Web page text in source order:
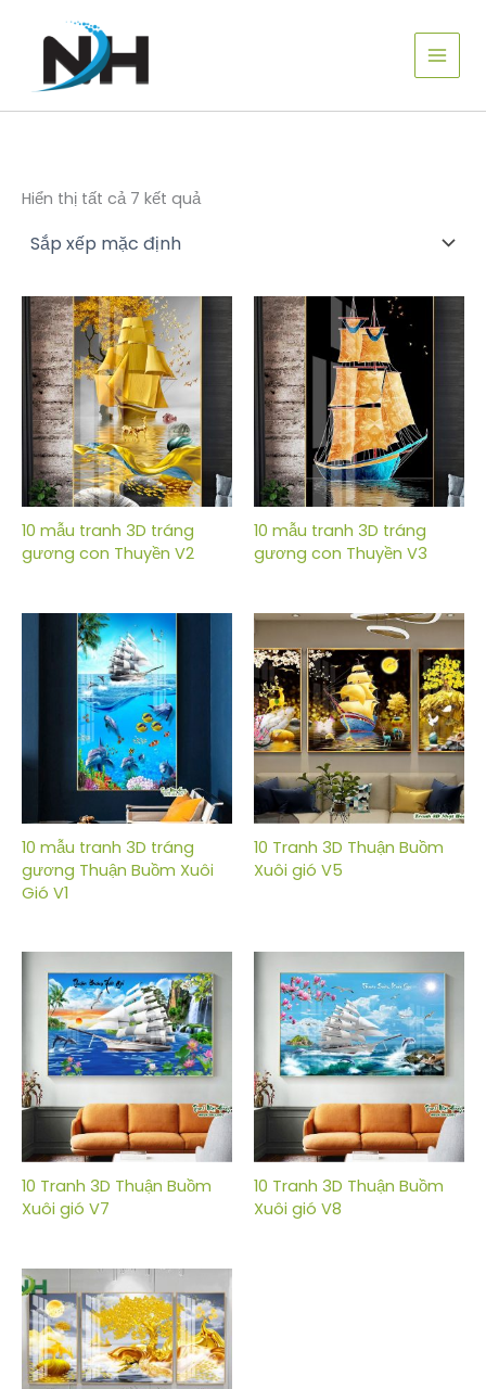
Hiển thị tất cả 7 kết quả
10 mẫu tranh 3D tráng
gương con Thuyền V2
10 mẫu tranh 3D tráng
gương con Thuyền V3
10 mẫu tranh 3D tráng
gương Thuận Buồm Xuôi
Gió V1
10 Tranh 3D Thuận Buồm
Xuôi gió V5
10 Tranh 3D Thuận Buồm
Xuôi gió V7
10 Tranh 3D Thuận Buồm
Xuôi gió V8